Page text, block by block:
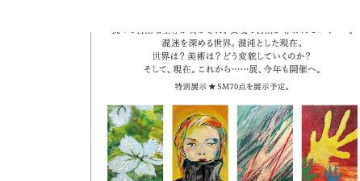
《現在。和未來……展》2024